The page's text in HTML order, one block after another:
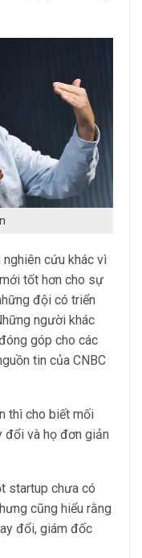
cứu khác vì
tốt hơn cho sự
đội có triển
người khác
góp cho các
tin của CNBC
thì cho biết mối
đổi và họ đơn giản
startup chưa có
cũng hiểu rằng
đổi, giám đốc